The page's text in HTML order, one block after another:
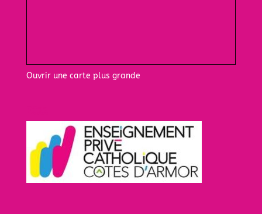
Ouvrir une carte plus grande